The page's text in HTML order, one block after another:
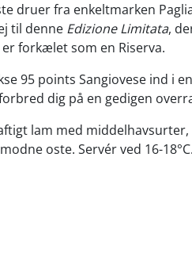
druer fra enkeltmarken
til denne Edizione Limitata,
forkælet som en Riserva.
95 points Sangiovese ind i
dig på en gedigen
lam med
oste. Servér ved 16-18°C.